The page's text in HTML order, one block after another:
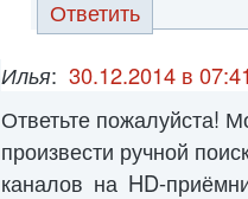
Ответить
Илья: 30.12.2014 в
Ответьте пожалуйста!
произвести ручной
каналов на HD-